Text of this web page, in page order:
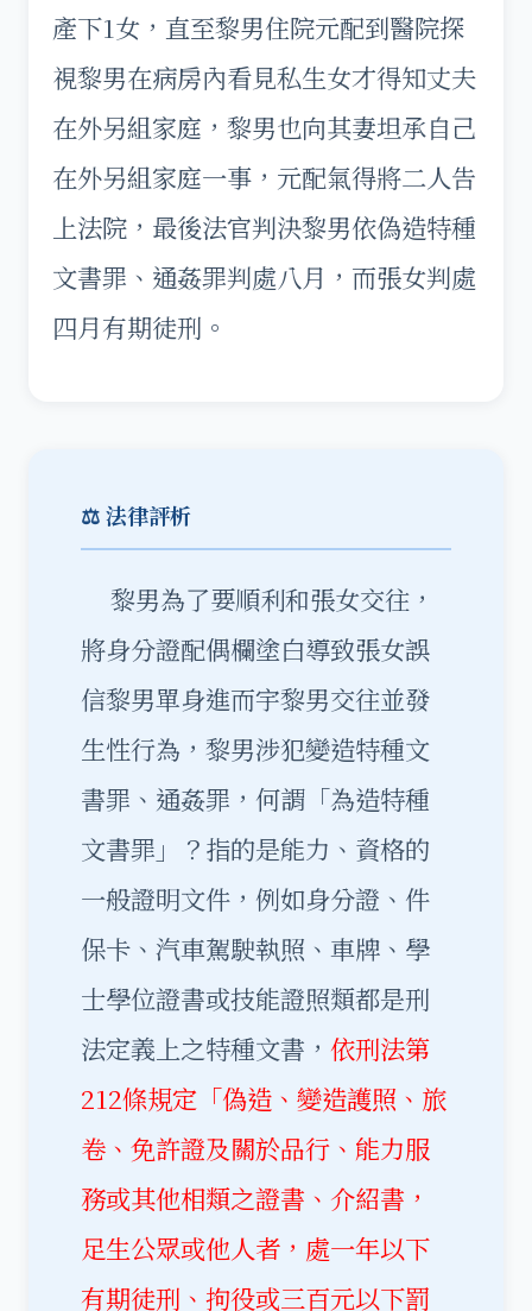
產下1女，直至黎男住院元配到醫院探
視黎男在病房內看見私生女才得知丈夫
在外另組家庭，黎男也向其妻坦承自己
在外另組家庭一事，元配氣得將二人告
上法院，最後法官判決黎男依偽造特種
文書罪、通姦罪判處八月，而張女判處
四月有期徒刑。
⚖️ 法律評析
黎男為了要順利和張女交往，
將身分證配偶欄塗白導致張女誤
信黎男單身進而宇黎男交往並發
生性行為，黎男涉犯變造特種文
書罪、通姦罪，何謂「為造特種
文書罪」？指的是能力、資格的
一般證明文件，例如身分證、件
保卡、汽車駕駛執照、車牌、學
士學位證書或技能證照類都是刑
法定義上之特種文書， 依刑法第
212條規定「偽造、變造護照、旅
卷、免許證及關於品行、能力服
務或其他相類之證書、介紹書，
足生公眾或他人者，處一年以下
有期徒刑、拘役或三百元以下罰